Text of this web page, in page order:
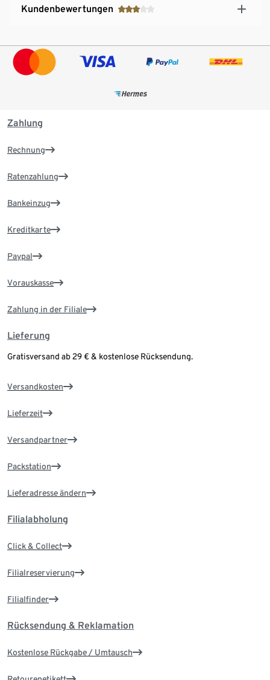
Kundenbewertungen
Zahlung
Rechnung
Ratenzahlung
Bankeinzug
Kreditkarte
Paypal
Vorauskasse
Zahlung in der Filiale
Lieferung
Gratisversand ab 29 € & kostenlose Rücksendung.
Versandkosten
Lieferzeit
Versandpartner
Packstation
Lieferadresse ändern
Filialabholung
Click & Collect
Filialreservierung
Filialfinder
Rücksendung & Reklamation
Kostenlose Rückgabe / Umtausch